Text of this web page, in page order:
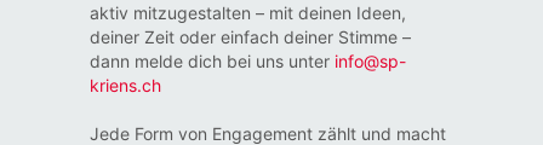
aktiv mitzugestalten – mit deinen Ideen,
deiner Zeit oder einfach deiner Stimme –
dann melde dich bei uns unter info@sp-
kriens.ch
Jede Form von Engagement zählt und macht